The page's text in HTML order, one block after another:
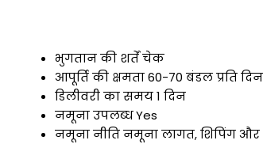
भुगतान की शर्तेंचेक
आपूर्ति की क्षमता60-70 बंडल प्रति दिन
डिलीवरी का समय1 दिन
नमूना उपलब्धYes
नमूना नीतिनमूना लागत, शिपिंग और